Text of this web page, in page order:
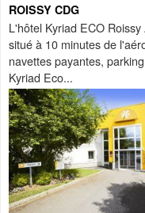
ROISSY CDG
L'hôtel Kyriad ECO
situé à 10 minutes de
navettes payantes,
Kyriad Eco...